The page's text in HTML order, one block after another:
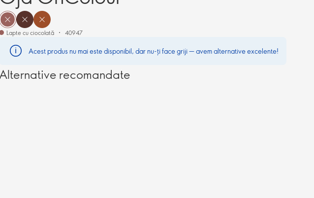
Lapte cu ciocolată 40947
Acest produs nu mai este disponibil, dar nu-ți face griji — avem alternative excelente!
Alternative recomandate